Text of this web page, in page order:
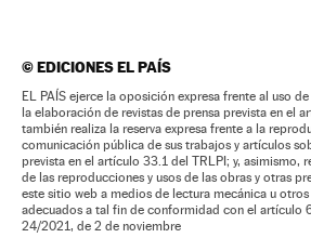
©EDICIONES EL PAÍS
EL PAÍS ejerce la oposición expresa frente al uso
la elaboración de revistas de prensa prevista en el
también realiza la reserva expresa frente a la
comunicación pública de sus trabajos y artículos
prevista en el artículo 33.1 del TRLPI; y, asimismo,
de las reproducciones y usos de las obras y otras
este sitio web a medios de lectura mecánica u
adecuados a tal fin de conformidad con el artículo
24/2021, de 2 de noviembre